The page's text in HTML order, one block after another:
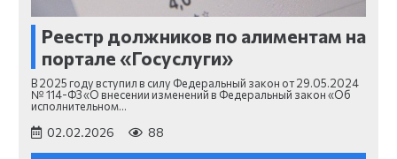
Реестр должников по алиментам на
портале «Госуслуги»
В 2025 году вступил в силу Федеральный закон от 29.05.2024
№ 114-ФЗ «О внесении изменений в Федеральный закон «Об
исполнительном…
02.02.2026 88